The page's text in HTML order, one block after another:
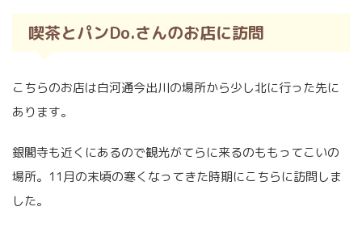
喫茶とパンDo.さんのお店に訪問
こちらのお店は白河通今出川の場所から少し北に行った先に
あります。
銀閣寺も近くにあるので観光がてらに来るのももってこいの
場所。11月の末頃の寒くなってきた時期にこちらに訪問しま
した。